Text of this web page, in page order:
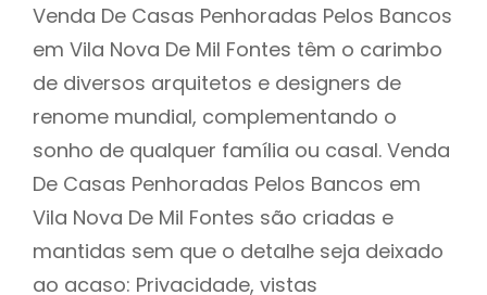
Venda De Casas Penhoradas Pelos Bancos
em Vila Nova De Mil Fontes têm o carimbo
de diversos arquitetos e designers de
renome mundial, complementando o
sonho de qualquer família ou casal. Venda
De Casas Penhoradas Pelos Bancos em
Vila Nova De Mil Fontes são criadas e
mantidas sem que o detalhe seja deixado
ao acaso: Privacidade, vistas